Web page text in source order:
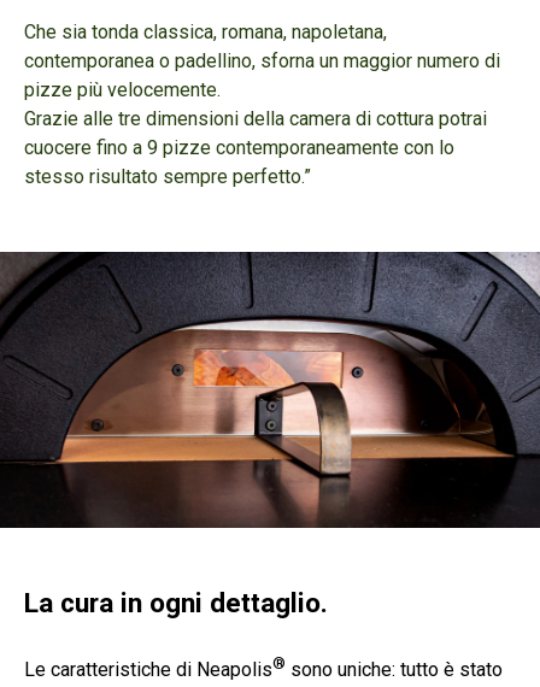
Che sia tonda classica, romana, napoletana,
contemporanea o padellino, sforna un maggior numero di
pizze più velocemente.
Grazie alle tre dimensioni della camera di cottura potrai
cuocere fino a 9 pizze contemporaneamente con lo
stesso risultato sempre perfetto.”
La cura in ogni dettaglio.
Le caratteristiche di Neapolis® sono uniche: tutto è stato